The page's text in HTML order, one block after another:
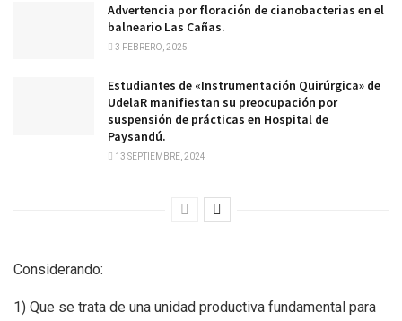
Advertencia por floración de cianobacterias en el
balneario Las Cañas.
3 FEBRERO, 2025
Estudiantes de «Instrumentación Quirúrgica» de
UdelaR manifiestan su preocupación por
suspensión de prácticas en Hospital de
Paysandú.
13 SEPTIEMBRE, 2024
Considerando:
1) Que se trata de una unidad productiva fundamental para